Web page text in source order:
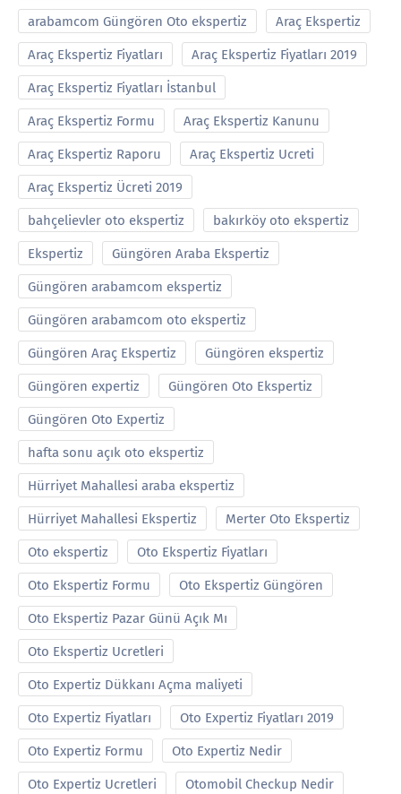
arabamcom Güngören Oto ekspertiz Araç Ekspertiz
Araç Ekspertiz Fiyatları Araç Ekspertiz Fiyatları 2019
Araç Ekspertiz Fiyatları İstanbul
Araç Ekspertiz Formu Araç Ekspertiz Kanunu
Araç Ekspertiz Raporu Araç Ekspertiz Ucreti
Araç Ekspertiz Ücreti 2019
bahçelievler oto ekspertiz bakırköy oto ekspertiz
Ekspertiz Güngören Araba Ekspertiz
Güngören arabamcom ekspertiz
Güngören arabamcom oto ekspertiz
Güngören Araç Ekspertiz Güngören ekspertiz
Güngören expertiz Güngören Oto Ekspertiz
Güngören Oto Expertiz
hafta sonu açık oto ekspertiz
Hürriyet Mahallesi araba ekspertiz
Hürriyet Mahallesi Ekspertiz Merter Oto Ekspertiz
Oto ekspertiz Oto Ekspertiz Fiyatları
Oto Ekspertiz Formu Oto Ekspertiz Güngören
Oto Ekspertiz Pazar Günü Açık Mı
Oto Ekspertiz Ucretleri
Oto Expertiz Dükkanı Açma maliyeti
Oto Expertiz Fiyatları Oto Expertiz Fiyatları 2019
Oto Expertiz Formu Oto Expertiz Nedir
Oto Expertiz Ucretleri Otomobil Checkup Nedir